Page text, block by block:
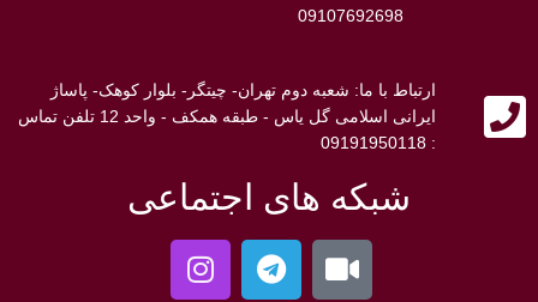
09107692698
ارتباط با ما: شعبه دوم تهران- چیتگر- بلوار کوهک- پاساژ
ایرانی اسلامی گل یاس - طبقه همکف - واحد 12 تلفن تماس
: 09191950118
شبکه های اجتماعی